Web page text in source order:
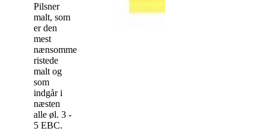
Pilsner
malt, som
er den
mest
nænsomme
ristede
malt og
som
indgår i
næsten
alle øl. 3 -
5 EBC.